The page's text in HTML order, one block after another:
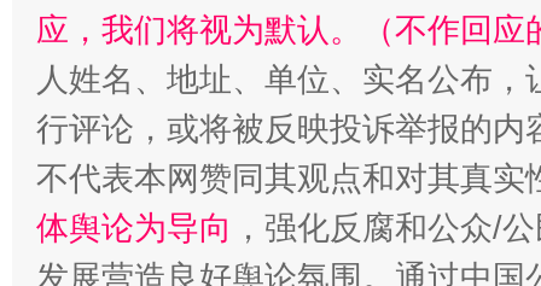
“蜀中异人”王建安的艺术幻境
应，我们将视为默认。（不作回应
人姓名、地址、单位、实名公布
行评论，或将被反映投诉举报的
不代表本网赞同其观点和对其真实
体舆论为导向 ，强化反腐和公众/
发展营造良好舆论氛围。通过中